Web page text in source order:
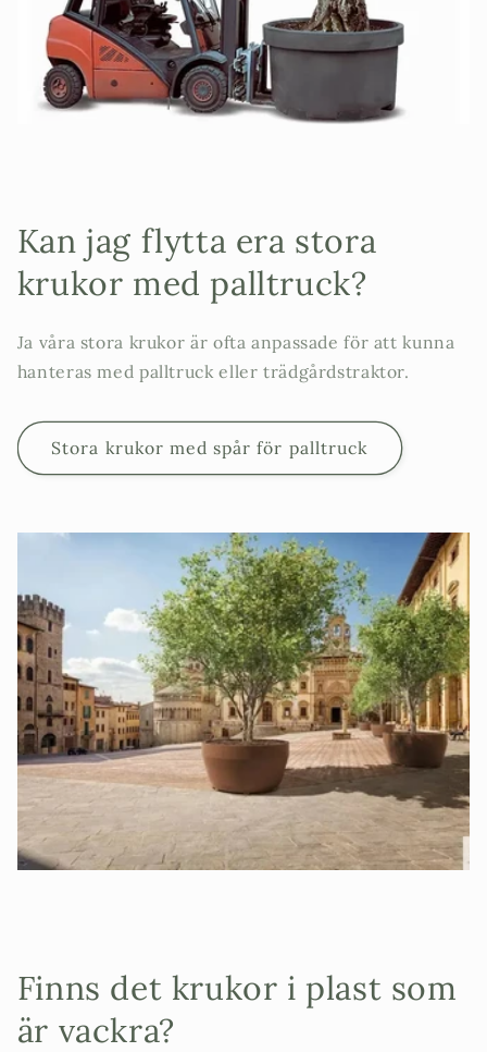
Kan jag flytta era stora
krukor med palltruck?
Ja våra stora krukor är ofta anpassade för att kunna
hanteras med palltruck eller trädgårdstraktor.
Stora krukor med spår för palltruck
Finns det krukor i plast som
är vackra?